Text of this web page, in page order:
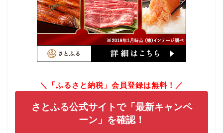
＼「ふるさと納税」会員登録は無料！／
さとふる公式サイトで「最新キャンペ
ーン」を確認！